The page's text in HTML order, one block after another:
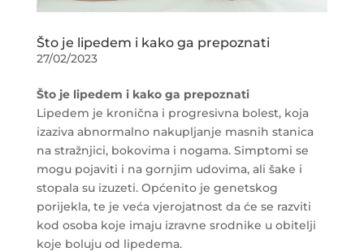
Što je lipedem i kako ga prepoznati
27/02/2023
Što je lipedem i kako ga prepoznati
Lipedem je kronična i progresivna bolest, koja
izaziva abnormalno nakupljanje masnih stanica
na stražnjici, bokovima i nogama. Simptomi se
mogu pojaviti i na gornjim udovima, ali šake i
stopala su izuzeti. Općenito je genetskog
porijekla, te je veća vjerojatnost da će se razviti
kod osoba koje imaju izravne srodnike u obitelji
koje boluju od lipedema.